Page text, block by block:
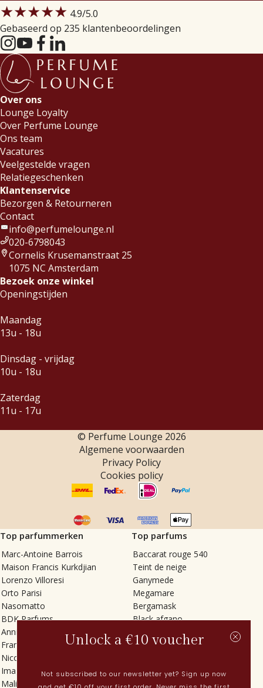
★★★★★ 4.9/5.0
Gebaseerd op 235 klantenbeoordelingen
Over ons
Lounge Loyalty
Over Perfume Lounge
Ons team
Vacatures
Veelgestelde vragen
Relatiegeschenken
Klantenservice
Bezorgen & Retourneren
Contact
info@perfumelounge.nl
020-6798043
Cornelis Krusemanstraat 25
1075 NC Amsterdam
Bezoek onze winkel
Openingstijden
Maandag
13u - 18u
Dinsdag - vrijdag
10u - 18u
Zaterdag
11u - 17u
© Perfume Lounge 2026
Algemene voorwaarden
Privacy Policy
Cookies policy
Top parfummerken
Marc-Antoine Barrois
Maison Francis Kurkdjian
Lorenzo Villoresi
Orto Parisi
Nasomatto
BDK Parfums
Annindriya
Francesca Bianchi
Nicolaï
Imaginary Authors
Malin + Goetz
Top parfums
Baccarat rouge 540
Teint de neige
Ganymede
Megamare
Bergamask
Black afgano
Gris charnel
Tilia
Vetiver Rain
In Love with Everything
Unlock a €10 voucher
Not subscribed to our newsletter yet? Sign up now